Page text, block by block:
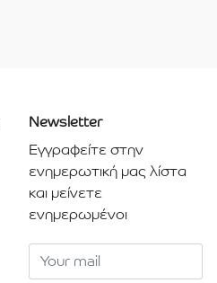
Newsletter
Εγγραφείτε στην
ενημερωτική μας λίστα
και μείνετε
ενημερωμένοι